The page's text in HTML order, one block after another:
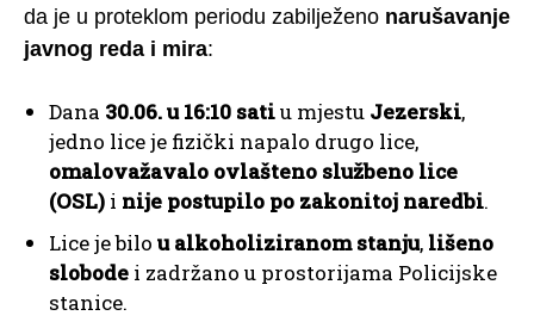
da je u proteklom periodu zabilježeno narušavanje
javnog reda i mira:
Dana 30.06. u 16:10 satiu mjestu Jezerski,
jedno lice je fizički napalo drugo lice,
omalovažavalo ovlašteno službeno lice
(OSL) i nije postupilo po zakonitoj naredbi.
Lice je bilo u alkoholiziranom stanju, lišeno
slobode i zadržano u prostorijama Policijske
stanice.